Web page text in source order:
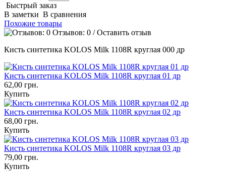
Быстрый заказ
В заметки В сравнения
Похожие товары
Отзывов: 0 /Оставить отзыв
Кисть синтетика KOLOS Milk 1108R круглая 000 др
Кисть синтетика KOLOS Milk 1108R круглая 01 др
62,00 грн.
Купить
Кисть синтетика KOLOS Milk 1108R круглая 02 др
68,00 грн.
Купить
Кисть синтетика KOLOS Milk 1108R круглая 03 др
79,00 грн.
Купить